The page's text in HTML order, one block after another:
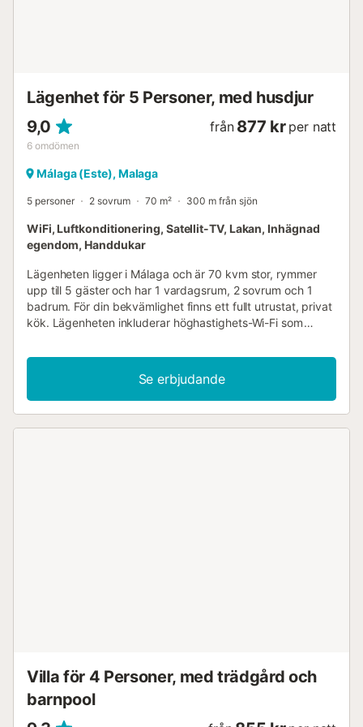
Málagas s...
Lägenhet för 5 Personer, med husdjur
9,0
6 omdömen
från 877 kr per natt
Málaga (Este), Malaga
5 personer 2 sovrum 70 m² 300 m från sjön
WiFi, Luftkonditionering, Satellit-TV, Lakan, Inhägnad
egendom, Handdukar
Lägenheten ligger i Málaga och är 70 kvm stor, rymmer
upp till 5 gäster och har 1 vardagsrum, 2 sovrum och 1
badrum. För din bekvämlighet finns ett fullt utrustat, privat
kök. Lägenheten inkluderar höghastighets-Wi-Fi som
luftkonditionering och uppvärmning i vardagsrummet och
alla sovrum, en privat tvättmaskin och en babysäng.
Lägenheten ligger bara 2 minuter från stranden, vilket ger
dig enkel tillgång till kusten. Du har även nära till
Se erbjudande
Villa för 4 Personer, med trädgård och
barnpool